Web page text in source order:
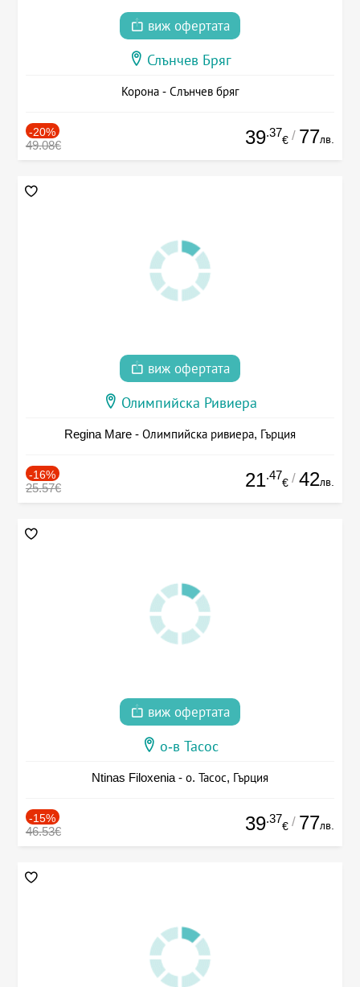
виж офертата
Слънчев Бряг
Корона - Слънчев бряг
-20%
49.08€ 39.37
€ / 77лв.
виж офертата
Олимпийска Ривиера
Regina Mare - Олимпийска ривиера, Гърция
-16%
25.57€ 21.47
€ / 42лв.
виж офертата
о-в Тасос
Ntinas Filoxenia - о. Тасос, Гърция
-15%
46.53€ 39.37
€ / 77лв.